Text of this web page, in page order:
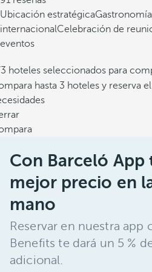
Ubicación estratégica
internacionalCelebración de
eventos
hoteles seleccionados para
hasta 3 hoteles y reserva
Con Barceló App
mejor precio en
mano
Reservar en nuestra app
Benefits te dará un 5 %
adicional.